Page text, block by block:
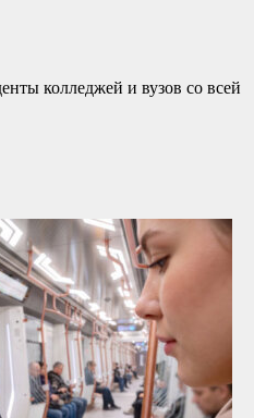
колледжей и вузов со всей